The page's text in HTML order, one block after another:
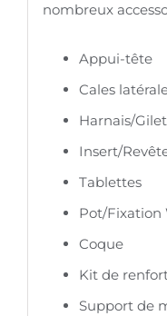
nombreux
Appui-tête
Cales
Harnais/
Insert/
Tablettes
Pot/Fixation
Coque
Kit de
Support de